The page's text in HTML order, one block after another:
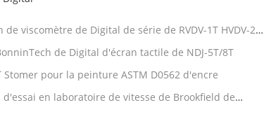
viscomètre de Digital de série de RVDV-1T HVDV-2T
de /HBDV-1T
de Digital d'écran tactile de NDJ-5T/8T
Stomer pour la peinture ASTM D0562 d'encre
en laboratoire de vitesse de Brookfield de